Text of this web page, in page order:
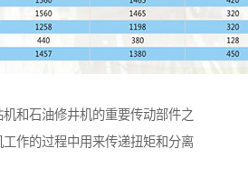
和石油修井机的重要传动部件之
作的过程中用来传递扭矩和分离